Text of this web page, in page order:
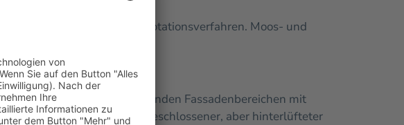
erfolgte im Dampfstrahlrotationsverfahren. Moos- und
nachgewaschen.
an den zu bearbeitenden Fassadenbereichen mit
befestigt, sodass ein geschlossener, aber hinterlüfteter